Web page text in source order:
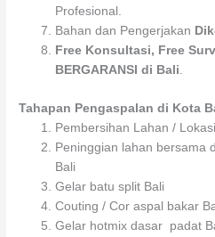
Profesional.
Bahan dan Pengerjakan
Free Konsultasi, Free
BERGARANSI di Bali.
Tahapan Pengaspalan di Kota
Pembersihan Lahan /
Peninggian lahan bersama
Bali
Gelar batu split Bali
Couting / Cor aspal bakar
Gelar hotmix dasar padat